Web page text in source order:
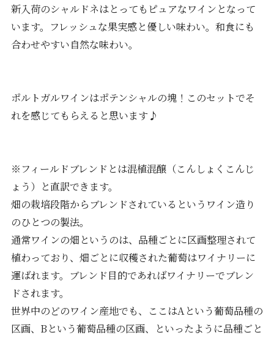
新入荷のシャルドネはとってもピュアなワインとなって
います。フレッシュな果実感と優しい味わい。和食にも
合わせやすい自然な味わい。
ポルトガルワインはポテンシャルの塊！このセットでそ
れを感じてもらえると思います♪
※フィールドブレンドとは混植混醸（こんしょくこんじ
ょう）と直訳できます。
畑の栽培段階からブレンドされているというワイン造り
のひとつの製法。
通常ワインの畑というのは、品種ごとに区画整理されて
植わっており、畑ごとに収穫された葡萄はワイナリーに
運ばれます。ブレンド目的であればワイナリーでブレン
ドされます。
世界中のどのワイン産地でも、ここはAという葡萄品種の
区画、Bという葡萄品種の区画、といったように品種ごと